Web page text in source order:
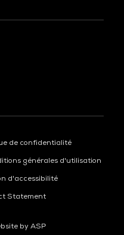
de confidentialité
générales d'utilisation
d'accessibilité
Statement
by ASP